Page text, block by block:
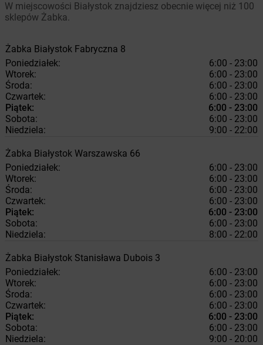
W miejscowości Białystok znajdziesz obecnie więcej niż 100
sklepów Żabka.
Żabka Białystok Fabryczna 8
Poniedziałek:
6:00 - 23:00
Wtorek:
6:00 - 23:00
Środa:
6:00 - 23:00
Czwartek:
6:00 - 23:00
Piątek:
6:00 - 23:00
Sobota:
6:00 - 23:00
Niedziela:
9:00 - 22:00
Żabka Białystok Warszawska 66
Poniedziałek:
6:00 - 23:00
Wtorek:
6:00 - 23:00
Środa:
6:00 - 23:00
Czwartek:
6:00 - 23:00
Piątek:
6:00 - 23:00
Sobota:
6:00 - 23:00
Niedziela:
8:00 - 22:00
Żabka Białystok Stanisława Dubois 3
Poniedziałek:
6:00 - 23:00
Wtorek:
6:00 - 23:00
Środa:
6:00 - 23:00
Czwartek:
6:00 - 23:00
Piątek:
6:00 - 23:00
Sobota:
6:00 - 23:00
Niedziela:
9:00 - 20:00